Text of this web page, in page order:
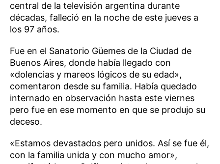
central de la televisión argentina durante
décadas, falleció en la noche de este jueves a
los 97 años.
Fue en el Sanatorio Güemes de la Ciudad de
Buenos Aires, donde había llegado con
«dolencias y mareos lógicos de su edad»,
comentaron desde su familia. Había quedado
internado en observación hasta este viernes
pero fue en ese momento en que se produjo su
deceso.
«Estamos devastados pero unidos. Así se fue él,
con la familia unida y con mucho amor»,